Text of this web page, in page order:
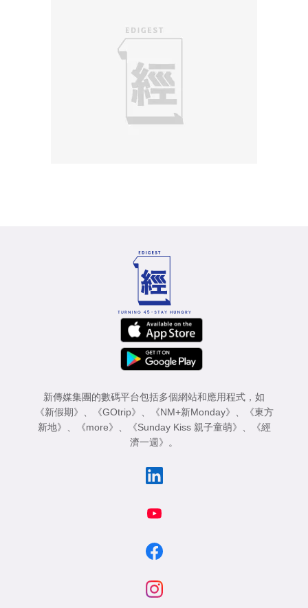
新傳媒集團的數碼平台包括多個網站和應用程式，如
《新假期》
《GOtrip》 《NM+新Monday》
《東方
新地》
《more》 《Sunday Kiss 親子童萌》
《經
濟一週》
。